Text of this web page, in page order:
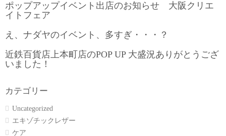
ポップアップイベント出店のお知らせ 大阪クリエ
イトフェア
え、ナダヤのイベント、多すぎ・・・？
近鉄百貨店上本町店のPOP UP 大盛況ありがとうござ
いました！
カテゴリー
Uncategorized
エキゾチックレザー
ケア